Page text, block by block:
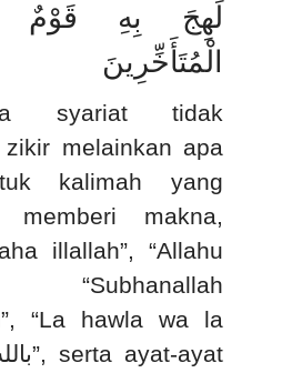
لَهِجَ بِهِ قَوْمٌ
الْمُتَأَخِّرِينَ
syariat tidak
zikir melainkan apa
kalimah yang
makna,
illallah”, “Allahu
“La hawla wa la
”, serta ayat-ayat